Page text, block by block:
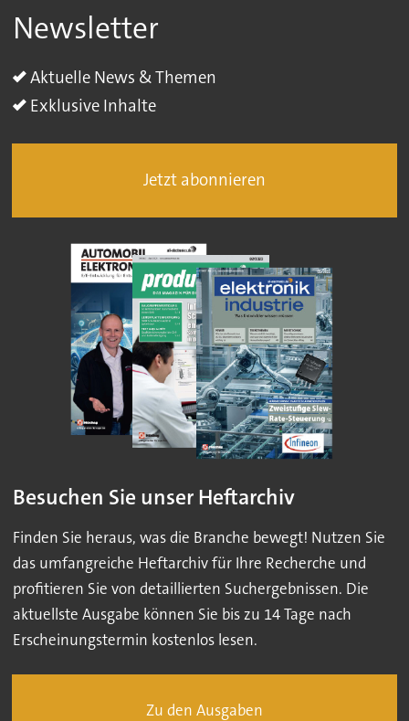
Newsletter
Aktuelle News & Themen
Exklusive Inhalte
Jetzt abonnieren
Besuchen Sie unser Heftarchiv
Finden Sie heraus, was die Branche bewegt! Nutzen Sie
das umfangreiche Heftarchiv für Ihre Recherche und
profitieren Sie von detaillierten Suchergebnissen. Die
aktuellste Ausgabe können Sie bis zu 14 Tage nach
Erscheinungstermin kostenlos lesen.
Zu den Ausgaben